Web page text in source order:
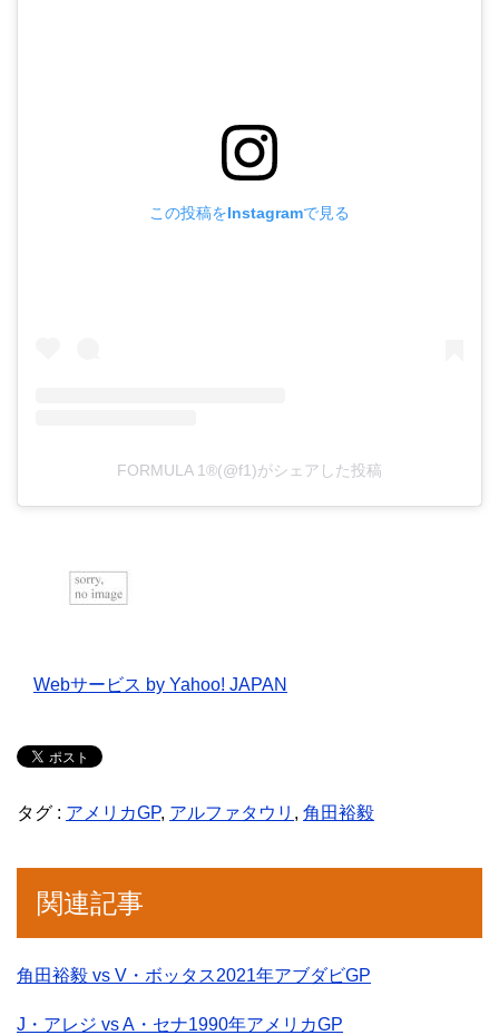
この投稿をInstagramで見る
FORMULA 1®(@f1)がシェアした投稿
Webサービス by Yahoo! JAPAN
タグ : アメリカGP, アルファタウリ , 角田裕毅
関連記事
角田裕毅 vs V・ボッタス2021年アブダビGP
J・アレジ vs A・セナ1990年アメリカGP